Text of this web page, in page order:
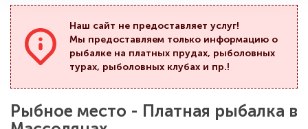
Наш сайт не предоставляет услуг!
Мы предоставляем только информацию о
рыбалке на платных прудах, рыболовных
турах, рыболовных клубах и пр.!
Рыбное место - Платная рыбалка в